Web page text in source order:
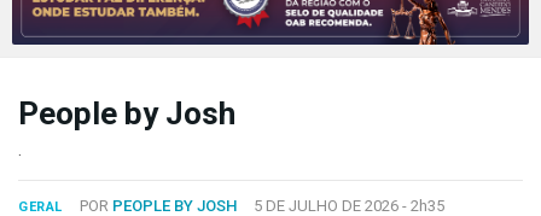
J3NEWS
People by Josh
GERAL POR PEOPLE BY JOSH 5 DE JULHO DE 2026 - 2h35